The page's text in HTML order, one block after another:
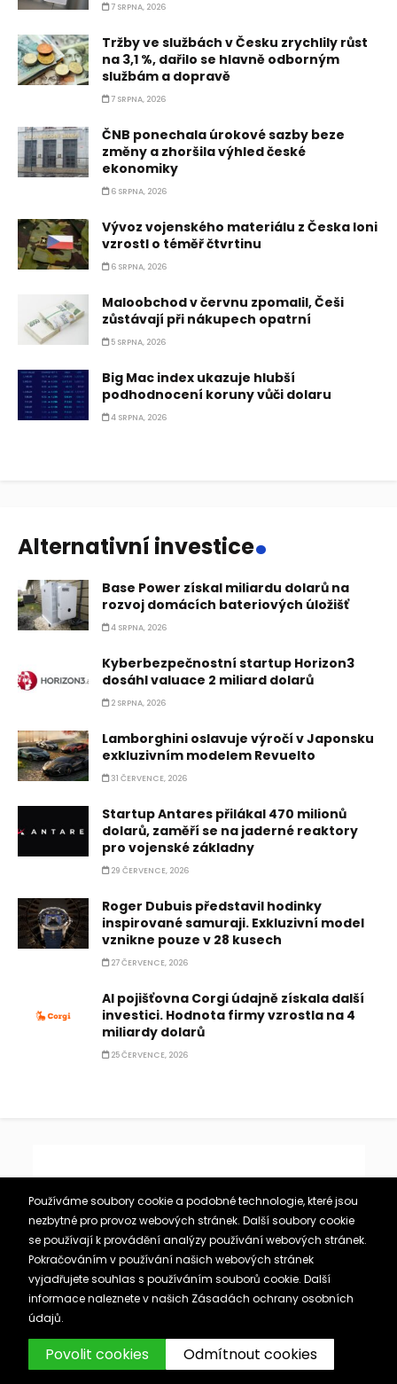
7 SRPNA, 2026
Tržby ve službách v Česku zrychlily růst
na 3,1 %, dařilo se hlavně odborným
službám a dopravě
7 SRPNA, 2026
ČNB ponechala úrokové sazby beze
změny a zhoršila výhled české
ekonomiky
6 SRPNA, 2026
Vývoz vojenského materiálu z Česka loni
vzrostl o téměř čtvrtinu
6 SRPNA, 2026
Maloobchod v červnu zpomalil, Češi
zůstávají při nákupech opatrní
5 SRPNA, 2026
Big Mac index ukazuje hlubší
podhodnocení koruny vůči dolaru
4 SRPNA, 2026
Alternativní investice.
Base Power získal miliardu dolarů na
rozvoj domácích bateriových úložišť
4 SRPNA, 2026
Kyberbezpečnostní startup Horizon3
dosáhl valuace 2 miliard dolarů
2 SRPNA, 2026
Lamborghini oslavuje výročí v Japonsku
exkluzivním modelem Revuelto
31 ČERVENCE, 2026
Startup Antares přilákal 470 milionů
dolarů, zaměří se na jaderné reaktory
pro vojenské základny
29 ČERVENCE, 2026
Roger Dubuis představil hodinky
inspirované samuraji. Exkluzivní model
vznikne pouze v 28 kusech
27 ČERVENCE, 2026
AI pojišťovna Corgi údajně získala další
investici. Hodnota firmy vzrostla na 4
miliardy dolarů
25 ČERVENCE, 2026
Používáme soubory cookie a podobné technologie, které jsou
nezbytné pro provoz webových stránek. Další soubory cookie
se používají k provádění analýzy používání webových stránek.
Pokračováním v používání našich webových stránek
vyjadřujete souhlas s používáním souborů cookie. Další
informace naleznete v našich Zásadách ochrany osobních
údajů.
Povolit cookies Odmítnout cookies